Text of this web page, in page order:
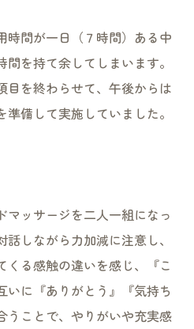
時間が一日（７時間）ある中
を持て余してしまいます。
目を終わらせて、午後からは
備して実施していました。
マッサージを二人一組になっ
しながら力加減に注意し、
る感触の違いを感じ、『こ
いに『ありがとう』『気持ち
うことで、やりがいや充実感